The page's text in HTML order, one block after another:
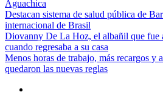
Aguachica
Destacan sistema de salud pública de
internacional de Brasil
Diovanny De La Hoz, el albañil que fue
cuando regresaba a su casa
Menos horas de trabajo, más recargos y
quedaron las nuevas reglas